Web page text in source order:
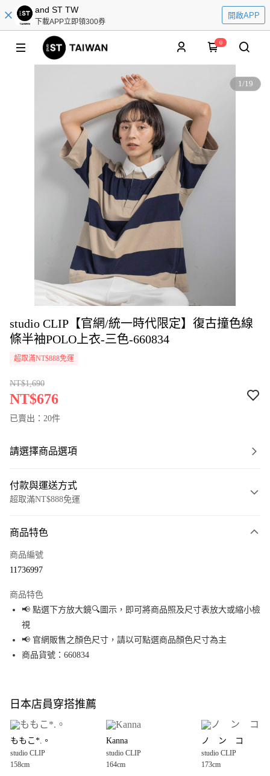
and ST TW
下載APP立即領300券
開啟APP
0
1/19
studio CLIP【官網/統一時代限定】復古撞色線
條半袖POLO上衣-三色-660834
超取滿NT$888免運
NT$1,690
NT$676
已賣出：20件
請選擇商品選項
付款與運送方式
超取滿NT$888免運
信用卡一次付款
Apple Pay
街口支付
悠遊付
全盈+PAY
大哥付你分期
【大哥付你分期使用說明】
1.本服務由台灣大哥大提供，台灣大哥大用戶可立即使用無須另外申請。
2.付款方式選擇「大哥付你分期」，訂單成立後會自動跳轉到大哥付的交易
AFTEE先享後付
商品特色
商品編號
11736997
商品特色
📢 點選下方放大鏡🔍圖示，即可將商品照及尺寸表放大或縮小檢
視
📢 官網販售之顏色尺寸，請以可點選商品顏色尺寸為主
商品貨號：660834
日本店員穿搭推薦
ももこ*.。
studio CLIP
158cm
Kanna
studio CLIP
164cm
ノ ン コ
studio CLIP
173cm